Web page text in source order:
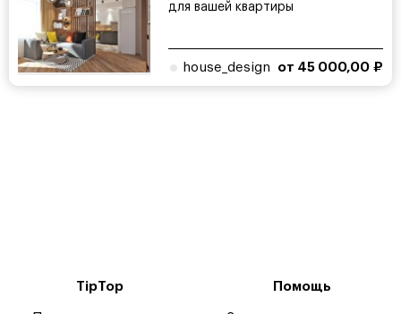
для вашей квартиры
house_design от 45 000,00 ₽
TipTop Помощь